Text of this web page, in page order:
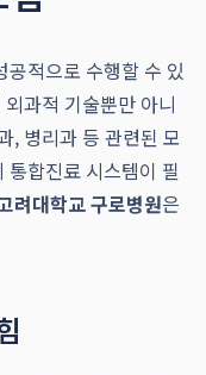
적으로 수행할 수 있
과적 기술뿐만 아니
, 병리과 등 관련된 모
합진료 시스템이 필
려대학교 구로병원은